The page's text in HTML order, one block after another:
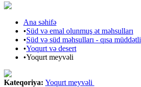
Ana səhifə
•Süd və emal olunmuş ət məhsulları
•Süd və süd məhsulları - qısa müddətli
•Yoqurt və desert
•Yoqurt meyvəli
Kateqoriya: Yoqurt meyvəli